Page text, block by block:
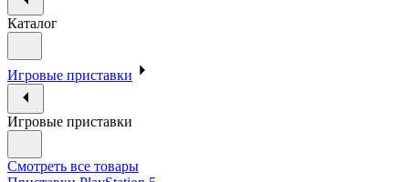
Каталог
Игровые приставки
Игровые приставки
Смотреть все товары